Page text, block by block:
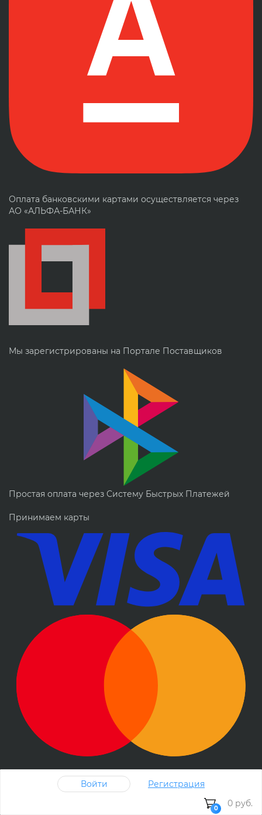
Оплата банковскими картами осуществляется через
АО «АЛЬФА-БАНК»
Мы зарегистрированы на Портале Поставщиков
Простая оплата через Систему Быстрых Платежей
Принимаем карты
Войти Регистрация
0 0 руб.